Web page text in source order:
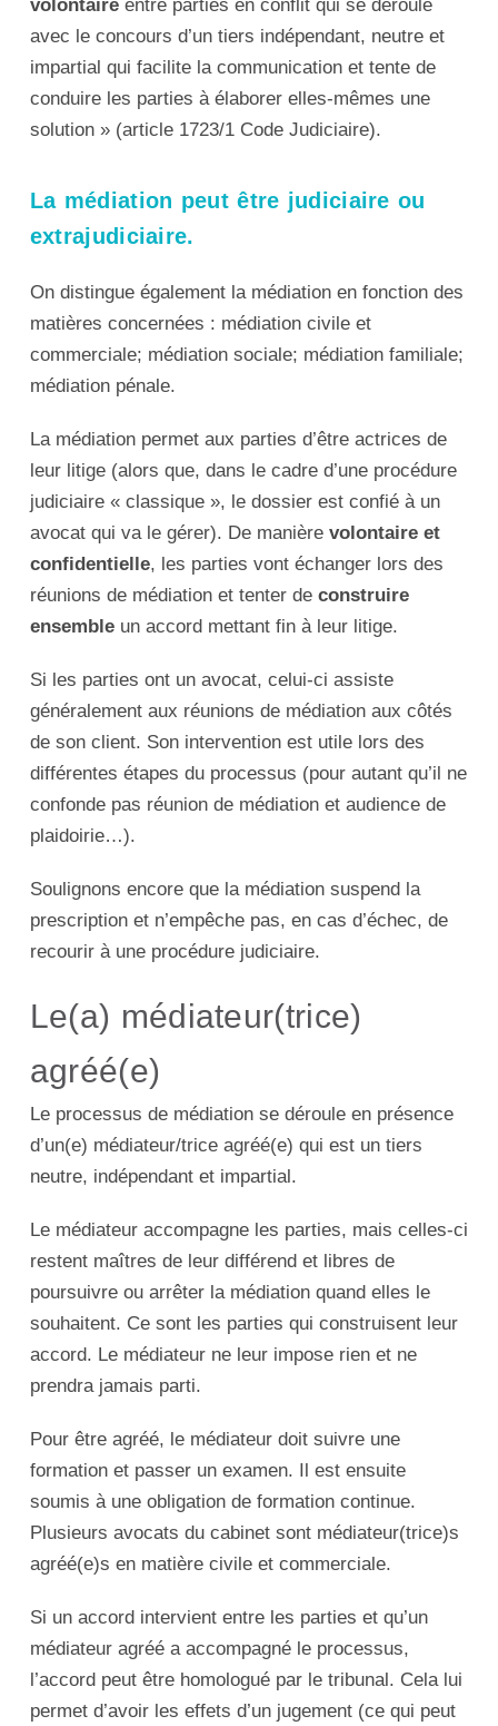
volontaireentre parties en conflit qui se déroule
avec le concours d’un tiers indépendant, neutre et
impartial qui facilite la communication et tente de
conduire les parties à élaborer elles-mêmes une
solution » (article 1723/1 Code Judiciaire).
La médiation peut être judiciaire ou
extrajudiciaire.
On distingue également la médiation en fonction des
matières concernées : médiation civile et
commerciale; médiation sociale; médiation familiale;
médiation pénale.
La médiation permet aux parties d’être actrices de
leur litige (alors que, dans le cadre d’une procédure
judiciaire « classique », le dossier est confié à un
avocat qui va le gérer). De manière volontaire et
confidentielle, les parties vont échanger lors des
réunions de médiation et tenter de construire
ensembleun accord mettant fin à leur litige.
Si les parties ont un avocat, celui-ci assiste
généralement aux réunions de médiation aux côtés
de son client. Son intervention est utile lors des
différentes étapes du processus (pour autant qu’il ne
confonde pas réunion de médiation et audience de
plaidoirie…).
Soulignons encore que la médiation suspend la
prescription et n’empêche pas, en cas d’échec, de
recourir à une procédure judiciaire.
Le(a) médiateur(trice)
agréé(e)
Le processus de médiation se déroule en présence
d’un(e) médiateur/trice agréé(e) qui est un tiers
neutre, indépendant et impartial.
Le médiateur accompagne les parties, mais celles-ci
restent maîtres de leur différend et libres de
poursuivre ou arrêter la médiation quand elles le
souhaitent. Ce sont les parties qui construisent leur
accord. Le médiateur ne leur impose rien et ne
prendra jamais parti.
Pour être agréé, le médiateur doit suivre une
formation et passer un examen. Il est ensuite
soumis à une obligation de formation continue.
Plusieurs avocats du cabinet sont médiateur(trice)s
agréé(e)s en matière civile et commerciale.
Si un accord intervient entre les parties et qu’un
médiateur agréé a accompagné le processus,
l’accord peut être homologué par le tribunal. Cela lui
permet d’avoir les effets d’un jugement (ce qui peut